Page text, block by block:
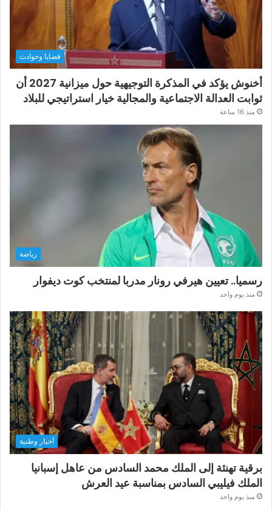
قضايا وحوادث
أخنوش يؤكد في المذكرة التوجيهية حول ميزانية 2027 أن
ثوابت العدالة الاجتماعية والمجالية خيار استراتيجي للبلاد
منذ 16 ساعة
رياضة
رسميا.. تعيين هيرفي رونار مدربا لمنتخب كوت ديفوار
منذ يوم واحد
أخبار وطنية
برقية تهنئة إلى الملك محمد السادس من عاهل إسبانيا
الملك فيليبي السادس بمناسبة عيد العرش
منذ يوم واحد